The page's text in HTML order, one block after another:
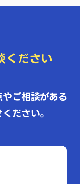
ください
ご相談がある
ださい。